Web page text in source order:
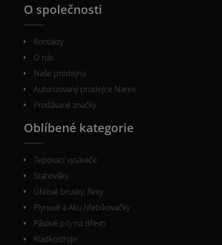
O společnosti
Kontakty
O nás
Naše prodejna
Autorizovaný prodejce Narex
Prodávané značky
Oblíbené kategorie
Tepovací vysavače
Stahováky
Úhlové brusky, flexy
Plynové a Aku hřebíkovačky
Pásové pily na dřevo
Kladkostroje